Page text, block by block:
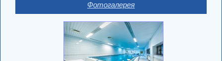
Фотогалерея